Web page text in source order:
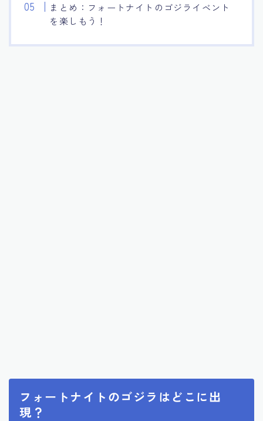
まとめ：フォートナイトのゴジライベント
を楽しもう！
フォートナイトのゴジラはどこに出
現？